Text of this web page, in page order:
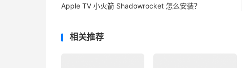
Apple TV 小火箭 Shadowrocket 怎么安装？
相关推荐